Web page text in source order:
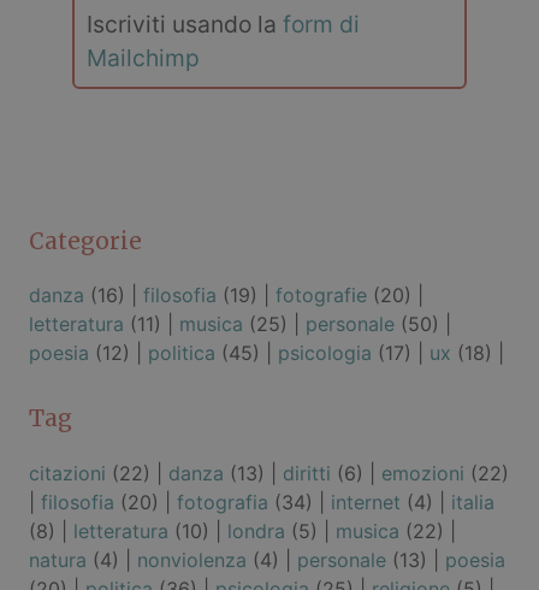
Iscriviti usando la form di
Mailchimp
Categorie
danza (16) | filosofia (19) | fotografie (20) |
letteratura (11) | musica (25) | personale (50) |
poesia (12) | politica (45) | psicologia (17) | ux (18) |
Tag
citazioni (22) | danza (13) | diritti (6) | emozioni (22)
filosofia (20) | fotografia (34) | internet (4) | italia
(8) | letteratura (10) | londra (5) | musica (22) |
natura (4) | nonviolenza (4) | personale (13) | poesia